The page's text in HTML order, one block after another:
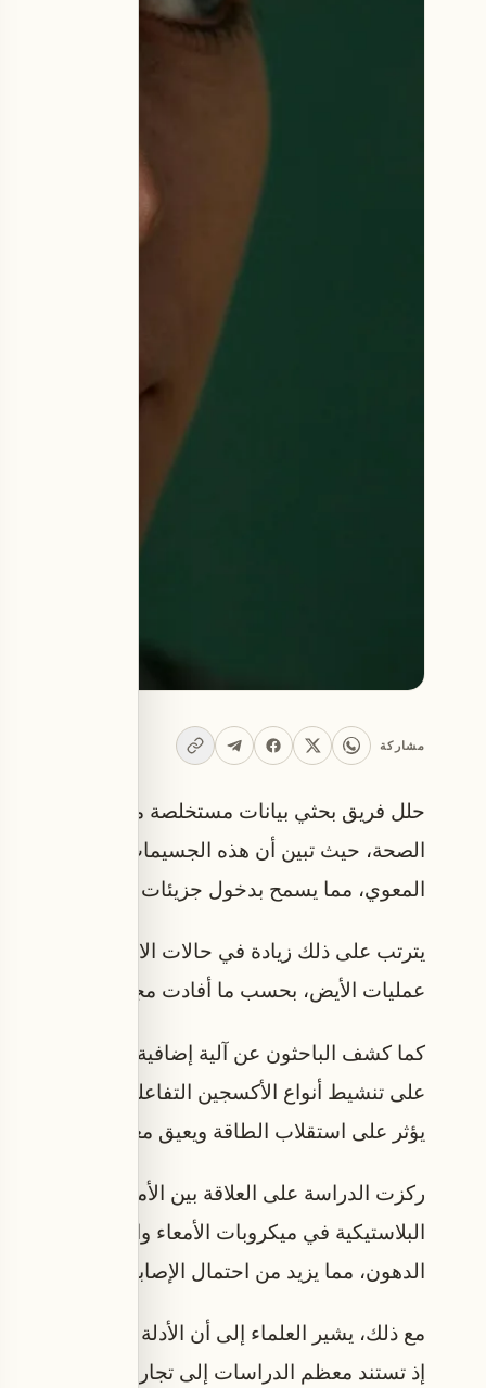
مشاركة
حلل فريق
الصحة، حيث تبين أن هذه الجسيمات تؤدي إلى
المعوي، مما يسمح بدخول جزيئات التهابية وفضلات
يترتب على ذلك زيادة في حالات الالتهاب الجهازي،
عمليات الأيض، بحسب ما أفادت مجلة Frontiers in Nutrition التي نشرت الدراسة التحليلية.
كما كشف الباحثون عن آلية إضافية تتعلق بالإجهاد
على تنشيط أنواع الأكسجين التفاعلية التي تسبب
يؤثر على استقلاب الطاقة ويعيق معالجة الغلوكوز
ركزت الدراسة على العلاقة بين الأمعاء والكبد،
البلاستيكية في ميكروبات الأمعاء والالتهابات
الدهون، مما يزيد من احتمال الإصابة بمرض الكبد
مع ذلك، يشير العلماء إلى أن الأدلة المتعلقة
إذ تستند معظم الدراسات إلى تجارب أجريت على